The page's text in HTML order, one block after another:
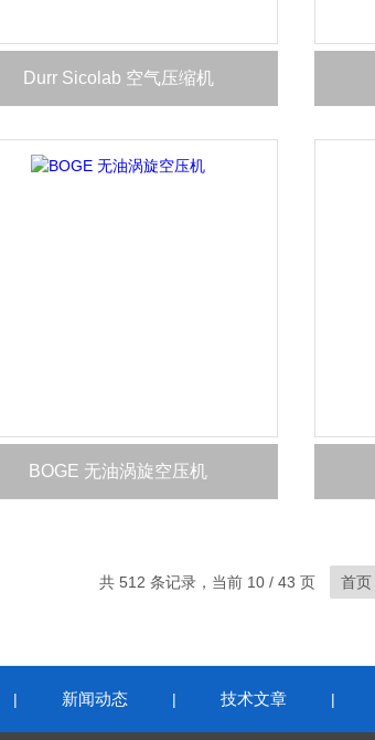
Durr Sicolab 空气压缩机
BOGE 无油涡旋空压机
共 512 条记录，当前 10 / 43 页 首页
| 新闻动态 | 技术文章 |